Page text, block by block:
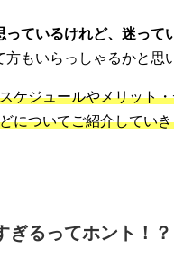
っているけれど、迷って
方もいらっしゃるかと思
ケジュールやメリット
についてご紹介してい
ぎるってホント！？